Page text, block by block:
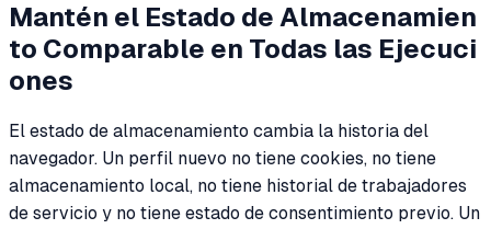
Mantén el Estado de Almacenamien
to Comparable en Todas las Ejecuci
ones
El estado de almacenamiento cambia la historia del
navegador. Un perfil nuevo no tiene cookies, no tiene
almacenamiento local, no tiene historial de trabajadores
de servicio y no tiene estado de consentimiento previo. Un